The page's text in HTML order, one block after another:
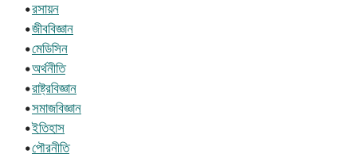
•রসায়ন
•জীববিজ্ঞান
•মেডিসিন
•অর্থনীতি
•রাষ্ট্রবিজ্ঞান
•সমাজবিজ্ঞান
•ইতিহাস
•পৌরনীতি